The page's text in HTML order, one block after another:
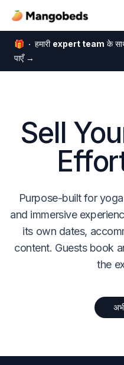
🎁 हमारी expert team के
पाएँ →
Sell
Purpose-built for
and immersive
its own dates,
content. Guests book
the